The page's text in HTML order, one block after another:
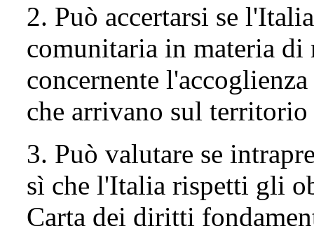
2. Può accertarsi se
comunitaria in materia
concernente
che arrivano sul
3. Può valutare se
sì che l'Italia rispetti gli
Carta dei diritti